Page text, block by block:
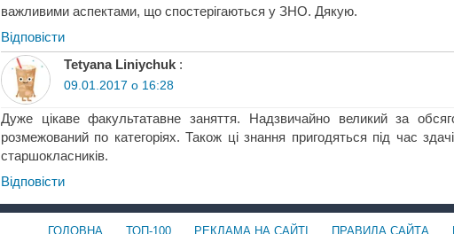
важливими аспектами, що спостерігаються у ЗНО. Дякую.
Відповіcти
Tetyana Liniychuk :
09.01.2017 о 16:28
Дуже цікаве факультатавне заняття. Надзвичайно великий за
розмежований по категоріях. Також ці знання пригодяться під час
старшокласників.
Відповіcти
ГОЛОВНА ТОП-100 РЕКЛАМА НА САЙТІ ПРАВИЛА САЙТА